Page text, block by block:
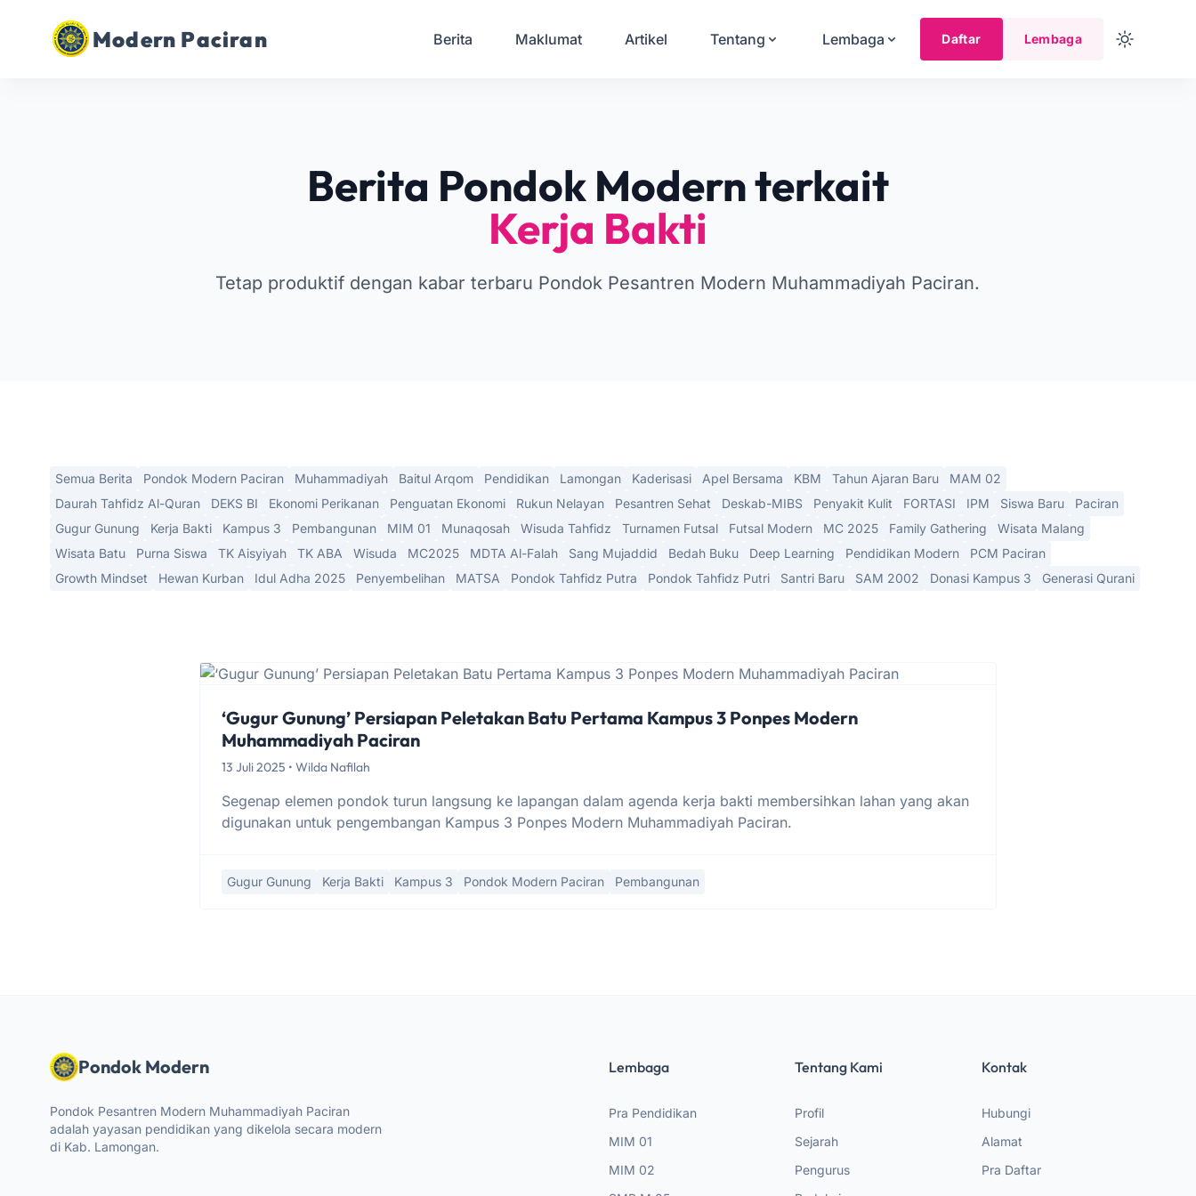
Modern Paciran Berita Maklumat Artikel Tentang Lembaga Daftar Lembaga
Berita Pondok Modern terkait
Kerja Bakti
Tetap produktif dengan kabar terbaru Pondok Pesantren Modern Muhammadiyah Paciran.
Semua Berita Pondok Modern Paciran Muhammadiyah Baitul Arqom Pendidikan Lamongan Kaderisasi Apel Bersama KBM Tahun Ajaran Baru
MAM 02
Daurah Tahfidz Al-Quran
DEKS BI Ekonomi Perikanan Penguatan Ekonomi Rukun Nelayan Pesantren Sehat Deskab-MIBS Penyakit Kulit FORTASI IPM Siswa Baru
Paciran
Gugur Gunung
Kerja Bakti Kampus 3 Pembangunan MIM 01 Munaqosah Wisuda Tahfidz Turnamen Futsal Futsal Modern MC 2025 Family Gathering
Wisata Malang
Wisata Batu
Purna Siswa TK Aisyiyah TK ABA Wisuda MC2025 MDTA Al-Falah Sang Mujaddid Bedah Buku Deep Learning Pendidikan Modern
PCM Paciran
Growth Mindset
Hewan Kurban Idul Adha 2025 Penyembelihan MATSA Pondok Tahfidz Putra Pondok Tahfidz Putri Santri Baru SAM 2002 Donasi Kampus 3 Generasi Qurani
‘Gugur Gunung’ Persiapan Peletakan Batu Pertama Kampus 3 Ponpes Modern
Muhammadiyah Paciran
13 Juli 2025 • Wilda Nafilah
Segenap elemen pondok turun langsung ke lapangan dalam agenda kerja bakti membersihkan lahan yang akan
digunakan untuk pengembangan Kampus 3 Ponpes Modern Muhammadiyah Paciran.
Gugur Gunung Kerja Bakti Kampus 3 Pondok Modern Paciran Pembangunan
Pondok Modern
Pondok Pesantren Modern Muhammadiyah Paciran
adalah yayasan pendidikan yang dikelola secara modern
di Kab. Lamongan.
Lembaga
Pra Pendidikan
MIM 01
MIM 02
Tentang Kami
Profil
Sejarah
Pengurus
Kontak
Hubungi
Alamat
Pra Daftar